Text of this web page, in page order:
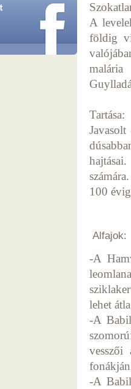
A
földig
Tartása:
Javasolt
100
Alfajok:
-A
lehet
-A
vesszői
-A